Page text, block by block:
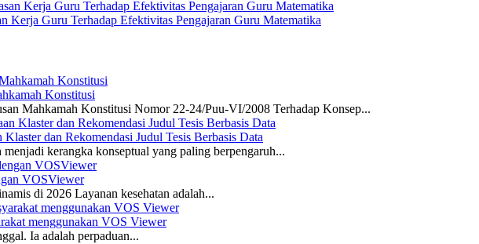
Kerja Guru Terhadap Efektivitas Pengajaran Guru Matematika
Konstitusi
Mahkamah Konstitusi Nomor 22-24/Puu-VI/2008 Terhadap Konsep...
dan Rekomendasi Judul Tesis Berbasis Data
kerangka konseptual yang paling berpengaruh...
VOSViewer
di 2026 Layanan kesehatan adalah...
menggunakan VOS Viewer
Ia adalah perpaduan...